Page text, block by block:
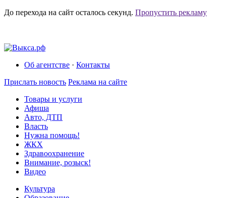
До перехода на сайт осталось секунд. Пропустить рекламу
Об агентстве · Контакты
Прислать новость Реклама на сайте
Товары и услуги
Афиша
Авто, ДТП
Власть
Нужна помощь!
ЖКХ
Здравоохранение
Внимание, розыск!
Видео
Культура